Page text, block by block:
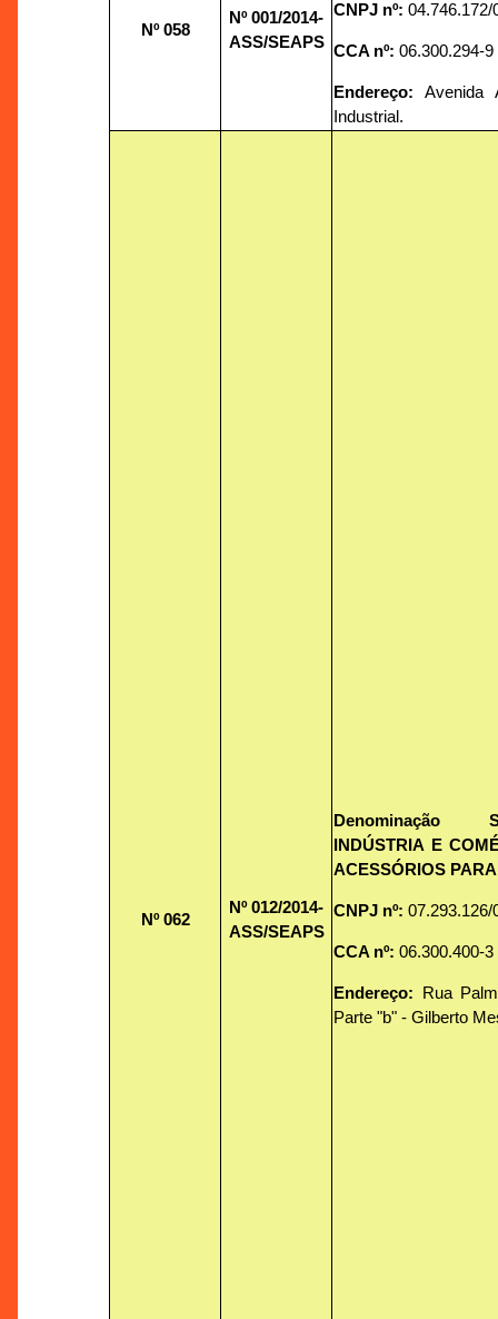
Nº 058
Nº 001/2014-
ASS/SEAPS
CNPJ nº:04.746.172/
CCA nº:06.300.294-9
Endereço:Avenida
Industrial.
Nº 062
Nº 012/2014-
ASS/SEAPS
Denominação
INDÚSTRIA E
ACESSÓRIOS
CNPJ nº:07.293.126/
CCA nº:06.300.400-
Endereço:
Rua
Parte "b" - Gilberto